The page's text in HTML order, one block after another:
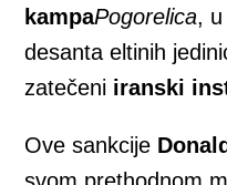
kampaPogorelica,
desanta eltinih
zatečeni iranski
Ove sankcije